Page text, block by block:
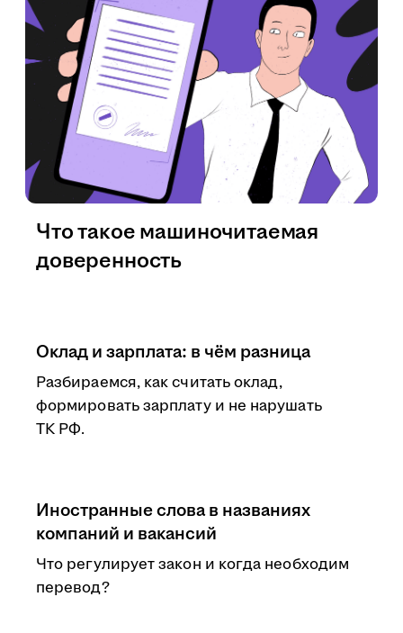
Оклад и зарплата: в чём разница
Разбираемся, как считать оклад,
формировать зарплату и не нарушать
ТК РФ.
Иностранные слова в названиях
компаний и вакансий
Что регулирует закон и когда необходим
перевод?
Что такое машиночитаемая
доверенность